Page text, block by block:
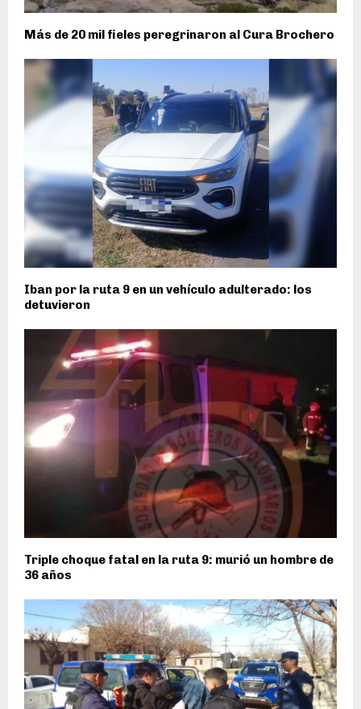
Más de 20 mil fieles peregrinaron al Cura Brochero
Iban por la ruta 9 en un vehículo adulterado: los
detuvieron
Triple choque fatal en la ruta 9: murió un hombre de
36 años